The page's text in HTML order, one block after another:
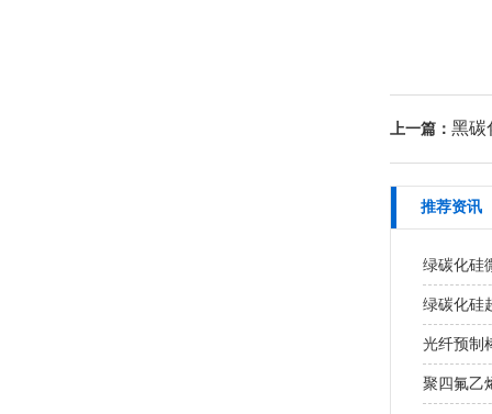
上一篇： 黑碳
推荐资讯
绿碳化硅
绿碳化硅
光纤预制
聚四氟乙